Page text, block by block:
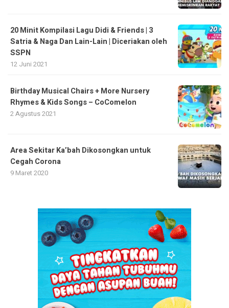
20 Minit Kompilasi Lagu Didi & Friends | 3
Satria & Naga Dan Lain-Lain | Diceriakan oleh
SSPN
12 Juni 2021
Birthday Musical Chairs + More Nursery
Rhymes & Kids Songs – CoComelon
2 Agustus 2021
Area Sekitar Ka’bah Dikosongkan untuk
Cegah Corona
9 Maret 2020